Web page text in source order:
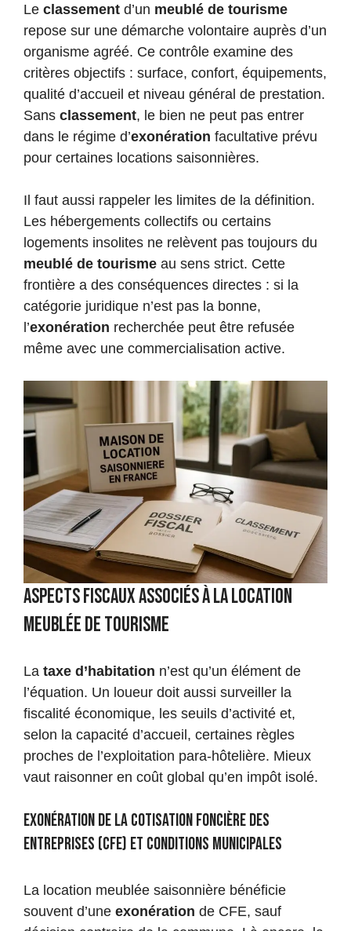
Le classement d’un meublé de tourisme
repose sur une démarche volontaire auprès d’un
organisme agréé. Ce contrôle examine des
critères objectifs : surface, confort, équipements,
qualité d’accueil et niveau général de prestation.
Sans classement, le bien ne peut pas entrer
dans le régime d’exonération facultative prévu
pour certaines locations saisonnières.
Il faut aussi rappeler les limites de la définition.
Les hébergements collectifs ou certains
logements insolites ne relèvent pas toujours du
meublé de tourisme au sens strict. Cette
frontière a des conséquences directes : si la
catégorie juridique n’est pas la bonne,
l’exonération recherchée peut être refusée
même avec une commercialisation active.
Aspects fiscaux associés à la location
meublée de tourisme
La taxe d’habitation n’est qu’un élément de
l’équation. Un loueur doit aussi surveiller la
fiscalité économique, les seuils d’activité et,
selon la capacité d’accueil, certaines règles
proches de l’exploitation para-hôtelière. Mieux
vaut raisonner en coût global qu’en impôt isolé.
Exonération de la cotisation foncière des
entreprises (CFE) et conditions municipales
La location meublée saisonnière bénéficie
souvent d’une exonération de CFE, sauf